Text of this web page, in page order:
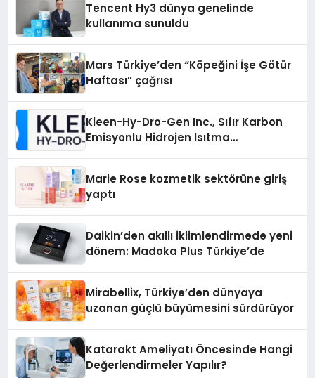
Tencent Hy3 dünya genelinde
kullanıma sunuldu
Mars Türkiye’den “Köpeğini İşe Götür
Haftası” çağrısı
Kleen-Hy-Dro-Gen Inc., Sıfır Karbon
Emisyonlu Hidrojen Isıtma
Marie Rose kozmetik sektörüne giriş
yaptı
Daikin’den akıllı iklimlendirmede yeni
dönem: Madoka Plus Türkiye’de
Mirabellix, Türkiye’den dünyaya
uzanan güçlü büyümesini sürdürüyor
Katarakt Ameliyatı Öncesinde Hangi
Değerlendirmeler Yapılır?